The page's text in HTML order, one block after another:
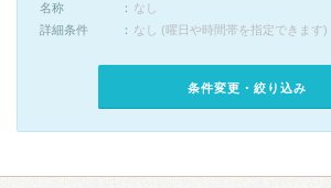
名称
なし
詳細条件
なし (曜日や時間帯を指定できます)
条件変更・絞り込み